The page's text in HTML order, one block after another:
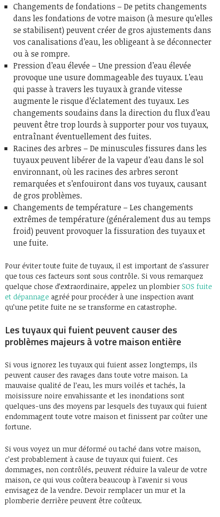
Changements de fondations – De petits changements
dans les fondations de votre maison (à mesure qu’elles
se stabilisent) peuvent créer de gros ajustements dans
vos canalisations d’eau, les obligeant à se déconnecter
ou à se rompre.
Pression d’eau élevée – Une pression d’eau élevée
provoque une usure dommageable des tuyaux. L’eau
qui passe à travers les tuyaux à grande vitesse
augmente le risque d’éclatement des tuyaux. Les
changements soudains dans la direction du flux d’eau
peuvent être trop lourds à supporter pour vos tuyaux,
entraînant éventuellement des fuites.
Racines des arbres – De minuscules fissures dans les
tuyaux peuvent libérer de la vapeur d’eau dans le sol
environnant, où les racines des arbres seront
remarquées et s’enfouiront dans vos tuyaux, causant
de gros problèmes.
Changements de température – Les changements
extrêmes de température (généralement dus au temps
froid) peuvent provoquer la fissuration des tuyaux et
une fuite.
Pour éviter toute fuite de tuyaux, il est important de s’assurer
que tous ces facteurs sont sous contrôle. Si vous remarquez
quelque chose d’extraordinaire, appelez un plombier SOS fuite
et dépannage agréé pour procéder à une inspection avant
qu’une petite fuite ne se transforme en catastrophe.
Les tuyaux qui fuient peuvent causer des
problèmes majeurs à votre maison entière
Si vous ignorez les tuyaux qui fuient assez longtemps, ils
peuvent causer des ravages dans toute votre maison. La
mauvaise qualité de l’eau, les murs voilés et tachés, la
moisissure noire envahissante et les inondations sont
quelques-uns des moyens par lesquels des tuyaux qui fuient
endommagent toute votre maison et finissent par coûter une
fortune.
Si vous voyez un mur déformé ou taché dans votre maison,
c’est probablement à cause de tuyaux qui fuient. Ces
dommages, non contrôlés, peuvent réduire la valeur de votre
maison, ce qui vous coûtera beaucoup à l’avenir si vous
envisagez de la vendre. Devoir remplacer un mur et la
plomberie derrière peuvent être coûteux.